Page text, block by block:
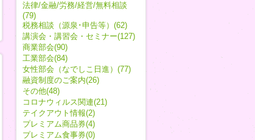
法律/金融/労務/経営/無料相談
(79)
税務相談（源泉･申告等）(62)
講演会・講習会・セミナー(127)
商業部会(90)
工業部会(84)
女性部会（なでしこ日進）(77)
融資制度のご案内(26)
その他(48)
コロナウィルス関連(21)
テイクアウト情報(2)
プレミアム商品券(4)
プレミアム食事券(0)